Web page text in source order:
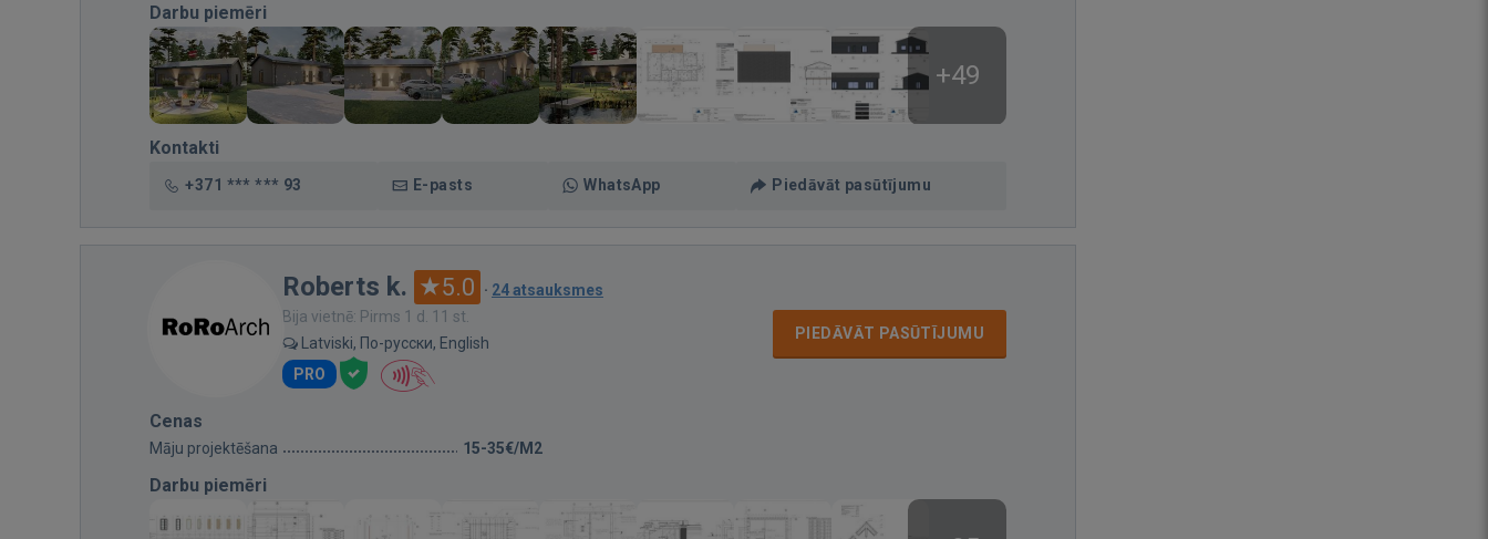
Darbu piemēri
+49
Kontakti
+371 *** *** 93 E-pasts WhatsApp Piedāvāt pasūtījumu
Roberts k. 5.0 · 24 atsauksmes
Bija vietnē: Pirms 1 d. 11 st.
Latviski, По-русски, English
PRO
PIEDĀVĀT PASŪTĪJUMU
Cenas
Māju projektēšana 15-35€/M2
Darbu piemēri